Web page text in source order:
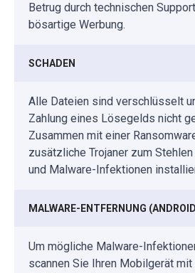
Betrug durch technischen
bösartige Werbung.
SCHADEN
Alle Dateien sind verschlüsselt
Zahlung eines Lösegelds nicht
Zusammen mit einer
zusätzliche Trojaner zum
und Malware-Infektionen
MALWARE-ENTFERNUNG
Um mögliche Malware-
scannen Sie Ihren Mobilgerät